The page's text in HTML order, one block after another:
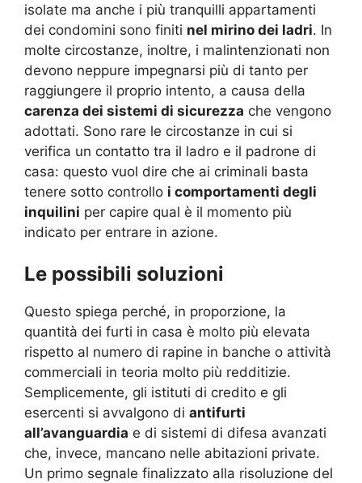
isolate ma anche i più tranquilli appartamenti
dei condomini sono finiti nel mirino dei ladri. In
molte circostanze, inoltre, i malintenzionati non
devono neppure impegnarsi più di tanto per
raggiungere il proprio intento, a causa della
carenza dei sistemi di sicurezza che vengono
adottati. Sono rare le circostanze in cui si
verifica un contatto tra il ladro e il padrone di
casa: questo vuol dire che ai criminali basta
tenere sotto controllo i comportamenti degli
inquilini per capire qual è il momento più
indicato per entrare in azione.
Le possibili soluzioni
Questo spiega perché, in proporzione, la
quantità dei furti in casa è molto più elevata
rispetto al numero di rapine in banche o attività
commerciali in teoria molto più redditizie.
Semplicemente, gli istituti di credito e gli
esercenti si avvalgono di antifurti
all’avanguardia e di sistemi di difesa avanzati
che, invece, mancano nelle abitazioni private.
Un primo segnale finalizzato alla risoluzione del